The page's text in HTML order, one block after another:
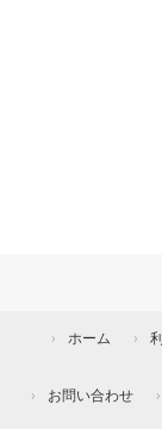
ホーム
お問い合わせ